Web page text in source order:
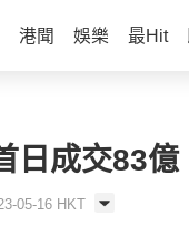
港聞 娛樂 最Hit
日成交83億
05-16 HKT